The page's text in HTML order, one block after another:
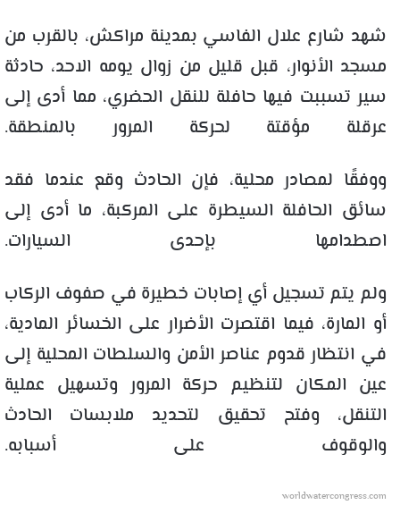
شهد شارع علال الفاسي بمدينة مراكش، بالقرب من
مسجد الأنوار، قبل قليل من زوال يومه الاحد، حادثة
سير تسببت فيها حافلة للنقل الحضري، مما أدى إلى
عرقلة مؤقتة لحركة المرور بالمنطقة.
ووفقًا لمصادر محلية، فإن الحادث وقع عندما فقد
سائق الحافلة السيطرة على المركبة، ما أدى إلى
اصطدامها بإحدى السيارات.
ولم يتم تسجيل أي إصابات خطيرة في صفوف الركاب
أو المارة، فيما اقتصرت الأضرار على الخسائر المادية،
في انتظار قدوم عناصر الأمن والسلطات المحلية إلى
عين المكان لتنظيم حركة المرور وتسهيل عملية
التنقل، وفتح تحقيق لتحديد ملابسات الحادث
والوقوف على أسبابه.
worldwatercongress.com